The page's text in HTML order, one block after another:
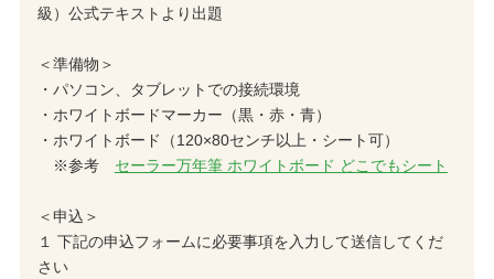
級）公式テキストより出題
＜準備物＞
・パソコン、タブレットでの接続環境
・ホワイトボードマーカー（黒・赤・青）
・ホワイトボード（120×80センチ以上・シート可）
※参考 セーラー万年筆 ホワイトボード どこでもシート
＜申込＞
１ 下記の申込フォームに必要事項を入力して送信してくだ
さい